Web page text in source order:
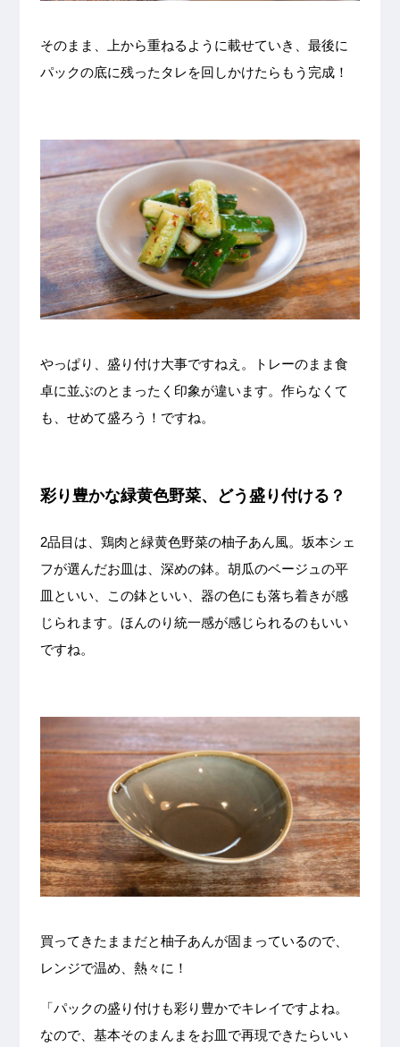
そのまま、上から重ねるように載せていき、最後に
パックの底に残ったタレを回しかけたらもう完成！
やっぱり、盛り付け大事ですねえ。トレーのまま食
卓に並ぶのとまったく印象が違います。作らなくて
も、せめて盛ろう！ですね。
彩り豊かな緑黄色野菜、どう盛り付ける？
2品目は、鶏肉と緑黄色野菜の柚子あん風。坂本シェ
フが選んだお皿は、深めの鉢。胡瓜のベージュの平
皿といい、この鉢といい、器の色にも落ち着きが感
じられます。ほんのり統一感が感じられるのもいい
ですね。
買ってきたままだと柚子あんが固まっているので、
レンジで温め、熱々に！
「パックの盛り付けも彩り豊かでキレイですよね。
なので、基本そのまんまをお皿で再現できたらいい